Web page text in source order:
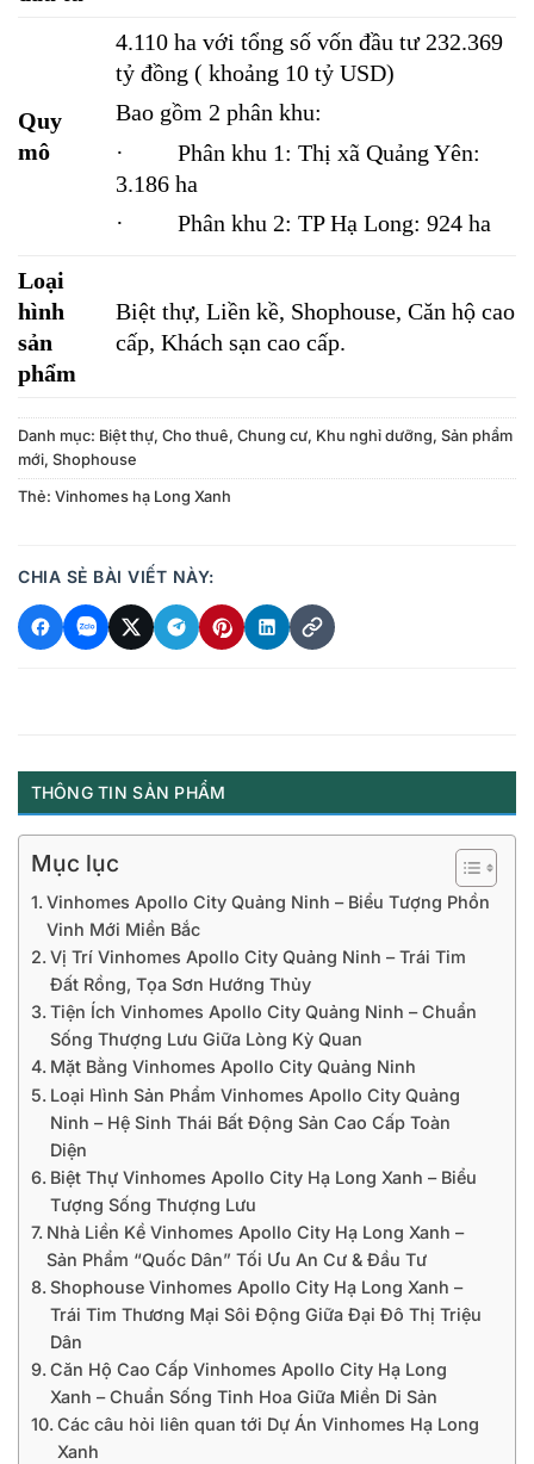
Quy
mô
4.110 ha với tổng số vốn đầu tư 232.369
tỷ đồng ( khoảng 10 tỷ USD)
Bao gồm 2 phân khu:
· Phân khu 1: Thị xã Quảng Yên:
3.186 ha
· Phân khu 2: TP Hạ Long: 924 ha
Loại
hình
sản
phẩm
Biệt thự, Liền kề, Shophouse, Căn hộ cao
cấp, Khách sạn cao cấp.
Danh mục: Biệt thự, Cho thuê, Chung cư, Khu nghỉ dưỡng, Sản phẩm
mới, Shophouse
Thẻ: Vinhomes hạ Long Xanh
CHIA SẺ BÀI VIẾT NÀY:
THÔNG TIN SẢN PHẨM
Mục lục
Vinhomes Apollo City Quảng Ninh – Biểu Tượng Phồn
Vinh Mới Miền Bắc
Vị Trí Vinhomes Apollo City Quảng Ninh – Trái Tim
Đất Rồng, Tọa Sơn Hướng Thủy
Tiện Ích Vinhomes Apollo City Quảng Ninh – Chuẩn
Sống Thượng Lưu Giữa Lòng Kỳ Quan
Mặt Bằng Vinhomes Apollo City Quảng Ninh
Loại Hình Sản Phẩm Vinhomes Apollo City Quảng
Ninh – Hệ Sinh Thái Bất Động Sản Cao Cấp Toàn
Diện
Biệt Thự Vinhomes Apollo City Hạ Long Xanh – Biểu
Tượng Sống Thượng Lưu
Nhà Liền Kề Vinhomes Apollo City Hạ Long Xanh –
Sản Phẩm “Quốc Dân” Tối Ưu An Cư & Đầu Tư
Shophouse Vinhomes Apollo City Hạ Long Xanh –
Trái Tim Thương Mại Sôi Động Giữa Đại Đô Thị Triệu
Dân
Căn Hộ Cao Cấp Vinhomes Apollo City Hạ Long
Xanh – Chuẩn Sống Tinh Hoa Giữa Miền Di Sản
Các câu hỏi liên quan tới Dự Án Vinhomes Hạ Long
Xanh